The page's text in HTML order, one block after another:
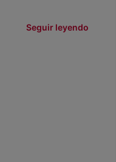
Seguir leyendo